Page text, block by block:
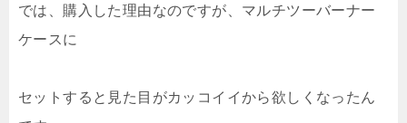
では、購入した理由なのですが、マルチツーバーナー
ケースに
セットすると見た目がカッコイイから欲しくなったん